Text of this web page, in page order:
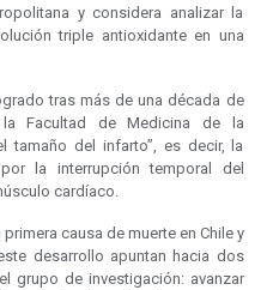
y considera analizar la
triple antioxidante en una
tras más de una década de
Facultad de Medicina de la
tamaño del infarto”, es decir, la
la interrupción temporal del
cardíaco.
causa de muerte en Chile y
desarrollo apuntan hacia dos
grupo de investigación: avanzar